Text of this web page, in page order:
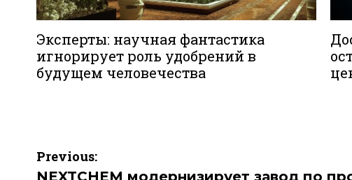
Эксперты: научная фантастика
игнорирует роль удобрений в
будущем человечества
Навигация
Previous:
NEXTCHEM модернизирует завод по